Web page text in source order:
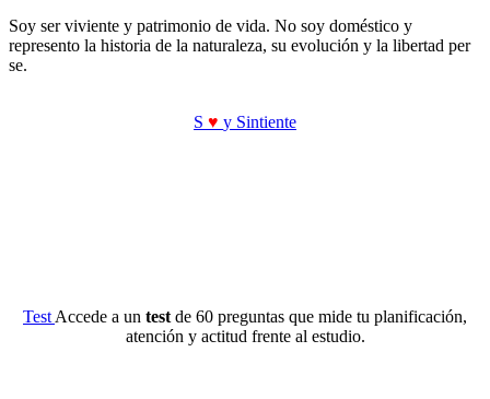
Soy ser viviente y patrimonio de vida. No soy doméstico y
represento la historia de la naturaleza, su evolución y la libertad per
se.
S ♥ y Sintiente
Test Accede a un test de 60 preguntas que mide tu planificación,
atención y actitud frente al estudio.